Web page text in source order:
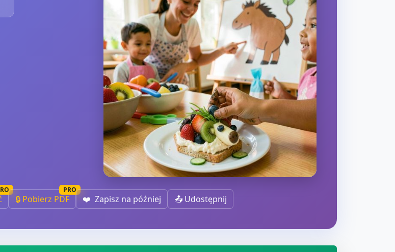
🔒 Pobierz PDF
PRO
❤️ Zapisz na później 📤 Udostępnij